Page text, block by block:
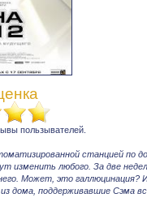
пользывателей.
станцией по
изменить любого. За две
Может, это галлюцинация?
дома, поддерживавшие Сэма